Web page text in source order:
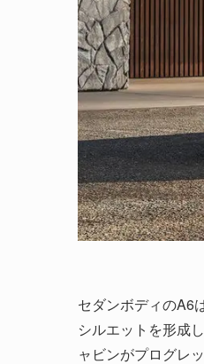
セダンボディのA6
シルエットを形成
ャビンがプログレ